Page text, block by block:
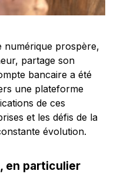
numérique prospère,
partage son
bancaire a été
une plateforme
de ces
et les défis de la
évolution.
en particulier